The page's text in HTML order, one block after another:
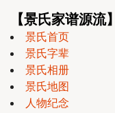
【景氏家谱源流
景氏首页
景氏字辈
景氏相册
景氏地图
人物纪念